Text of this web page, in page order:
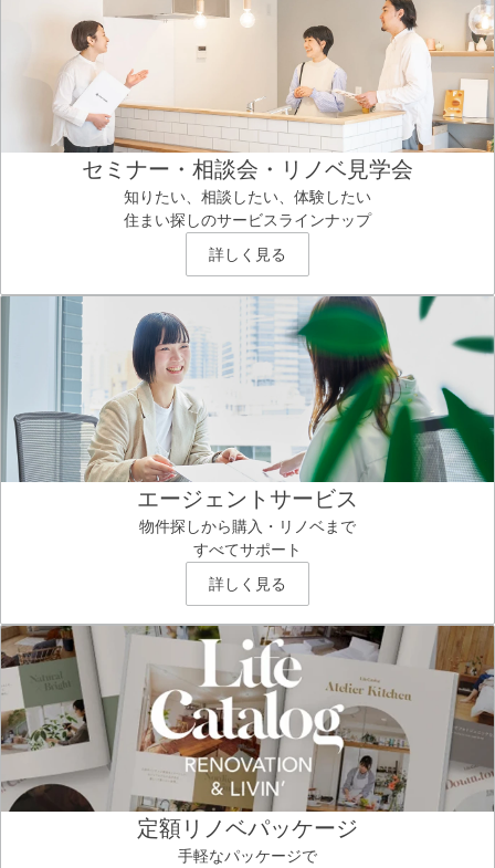
セミナー・相談会・リノベ見学会
知りたい、相談したい、体験したい
住まい探しのサービスラインナップ
詳しく見る
エージェントサービス
物件探しから購入・リノベまで
すべてサポート
詳しく見る
定額リノベパッケージ
手軽なパッケージで